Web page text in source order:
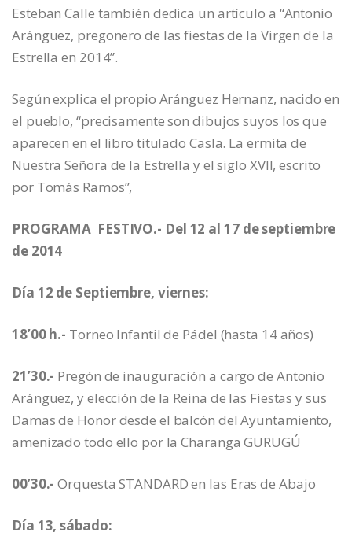
Esteban Calle también dedica un artículo a “Antonio
Aránguez, pregonero de las fiestas de la Virgen de la
Estrella en 2014”.
Según explica el propio Aránguez Hernanz, nacido en
el pueblo, “precisamente son dibujos suyos los que
aparecen en el libro titulado Casla. La ermita de
Nuestra Señora de la Estrella y el siglo XVII, escrito
por Tomás Ramos”,
PROGRAMA FESTIVO.- Del 12 al 17 de septiembre
de 2014
Día 12 de Septiembre, viernes:
18’00 h.- Torneo Infantil de Pádel (hasta 14 años)
21’30.- Pregón de inauguración a cargo de Antonio
Aránguez, y elección de la Reina de las Fiestas y sus
Damas de Honor desde el balcón del Ayuntamiento,
amenizado todo ello por la Charanga GURUGÚ
00’30.- Orquesta STANDARD en las Eras de Abajo
Día 13, sábado: